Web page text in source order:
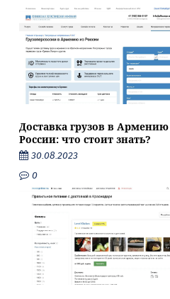
Доставка грузов в
России: что стоит знать?
30.08.2023
0